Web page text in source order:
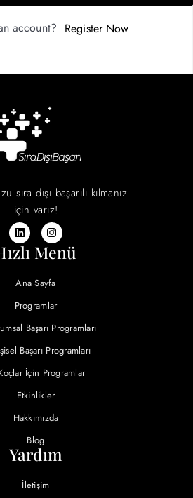
account? Register Now
sıra dışı başarılı kılmanız
için varız!
Menü
Ana Sayfa
Programlar
Başarı Programları
Başarı Programları
İçin Programlar
Etkinlikler
Hakkımızda
Blog
Yardım
İletişim